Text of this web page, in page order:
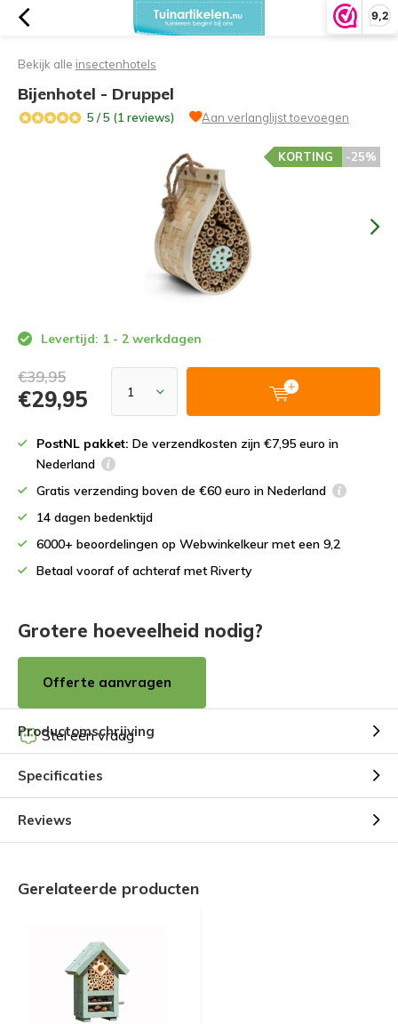
9,2
Bekijk alle insectenhotels
Bijenhotel - Druppel
5 / 5 (1 reviews) Aan verlanglijst toevoegen
-25%
KORTING
Levertijd: 1 - 2 werkdagen
€39,95
€29,95
PostNL pakket: De verzendkosten zijn €7,95 euro in
Nederland
Gratis verzending boven de €60 euro in Nederland
14 dagen bedenktijd
6000+ beoordelingen op Webwinkelkeur met een 9,2
Betaal vooraf of achteraf met Riverty
Grotere hoeveelheid nodig?
Offerte aanvragen
Stel een vraag
Productomschrijving
Specificaties
Reviews
Gerelateerde producten